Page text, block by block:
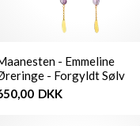
- Emmeline
- Forgyldt Sølv
DKK